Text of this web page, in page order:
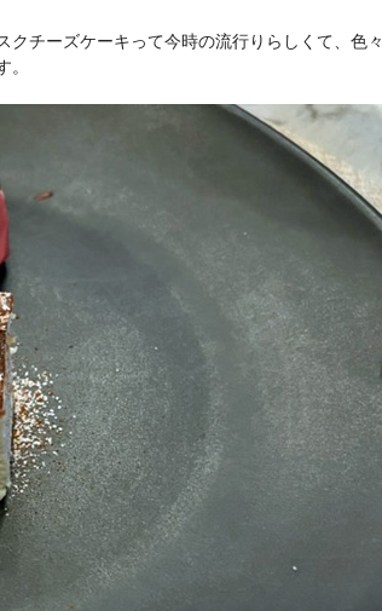
チーズケーキって今時の流行りらしくて、色々